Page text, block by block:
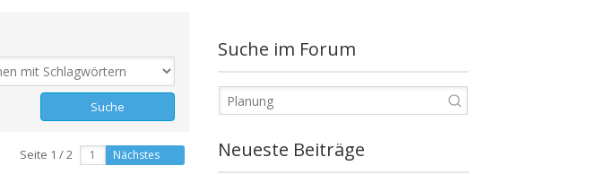
Seite 1 / 2 Nächstes
Suche im Forum
Neueste Beiträge